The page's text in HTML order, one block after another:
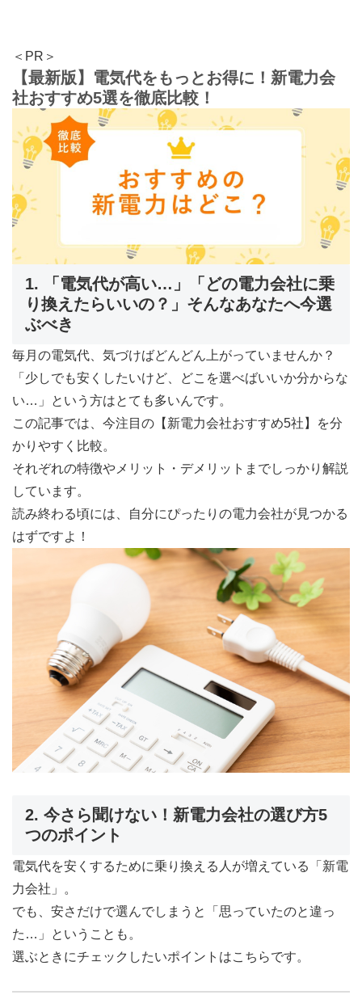
＜PR＞
【最新版】電気代をもっとお得に！新電力会
社おすすめ5選を徹底比較！
1. 「電気代が高い…」「どの電力会社に乗
り換えたらいいの？」そんなあなたへ今選
ぶべき
毎月の電気代、気づけばどんどん上がっていませんか？
「少しでも安くしたいけど、どこを選べばいいか分からな
い…」という方はとても多いんです。
この記事では、今注目の【新電力会社おすすめ5社】を分
かりやすく比較。
それぞれの特徴やメリット・デメリットまでしっかり解説
しています。
読み終わる頃には、自分にぴったりの電力会社が見つかる
はずですよ！
2. 今さら聞けない！新電力会社の選び方5
つのポイント
電気代を安くするために乗り換える人が増えている「新電
力会社」。
でも、安さだけで選んでしまうと「思っていたのと違っ
た…」ということも。
選ぶときにチェックしたいポイントはこちらです。